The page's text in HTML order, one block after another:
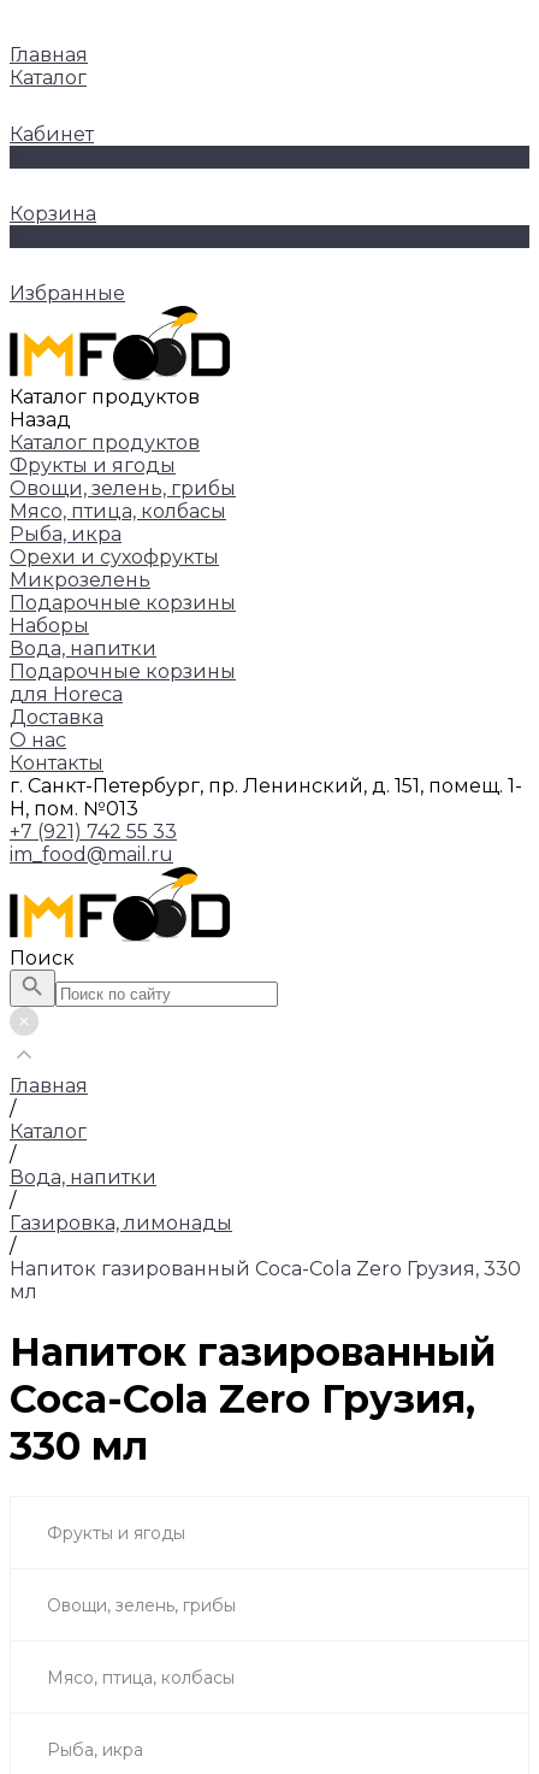
Главная
Каталог
Кабинет
Корзина
Избранные
Каталог продуктов
Назад
Каталог продуктов
Фрукты и ягоды
Овощи, зелень, грибы
Мясо, птица, колбасы
Рыба, икра
Орехи и сухофрукты
Микрозелень
Подарочные корзины
Наборы
Вода, напитки
Подарочные корзины
для Horeca
Доставка
О нас
Контакты
г. Санкт-Петербург, пр. Ленинский, д. 151, помещ. 1-
Н, пом. №013
+7 (921) 742 55 33
im_food@mail.ru
Поиск
Главная
/
Каталог
/
Вода, напитки
/
Газировка, лимонады
/
Напиток газированный Coca-Cola Zero Грузия, 330
мл
Напиток газированный
Coca-Cola Zero Грузия,
330 мл
Фрукты и ягоды
Овощи, зелень, грибы
Мясо, птица, колбасы
Рыба, икра